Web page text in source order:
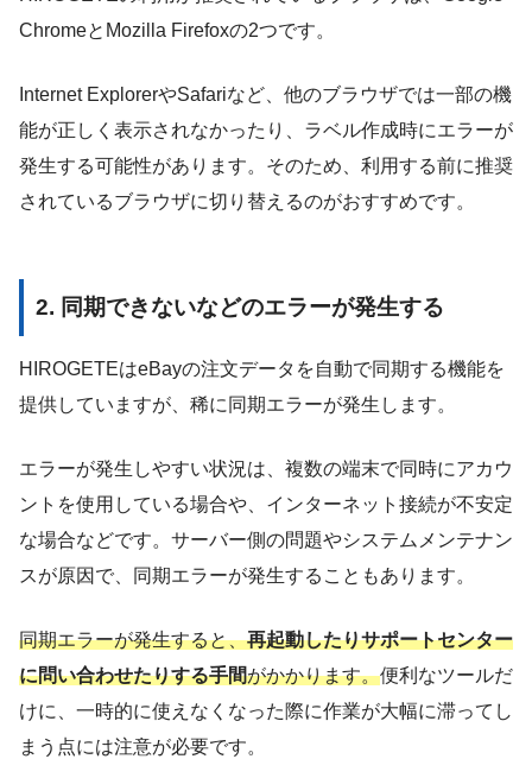
ChromeとMozilla Firefoxの2つです。
Internet ExplorerやSafariなど、他のブラウザでは一部の機
能が正しく表示されなかったり、ラベル作成時にエラーが
発生する可能性があります。そのため、利用する前に推奨
されているブラウザに切り替えるのがおすすめです。
2. 同期できないなどのエラーが発生する
HIROGETEはeBayの注文データを自動で同期する機能を
提供していますが、稀に同期エラーが発生します。
エラーが発生しやすい状況は、複数の端末で同時にアカウ
ントを使用している場合や、インターネット接続が不安定
な場合などです。サーバー側の問題やシステムメンテナン
スが原因で、同期エラーが発生することもあります。
同期エラーが発生すると、再起動したりサポートセンター
に問い合わせたりする手間がかかります。便利なツールだ
けに、一時的に使えなくなった際に作業が大幅に滞ってし
まう点には注意が必要です。